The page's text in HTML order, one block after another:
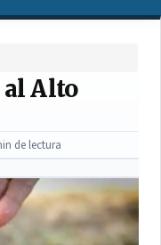
Alto
de lectura